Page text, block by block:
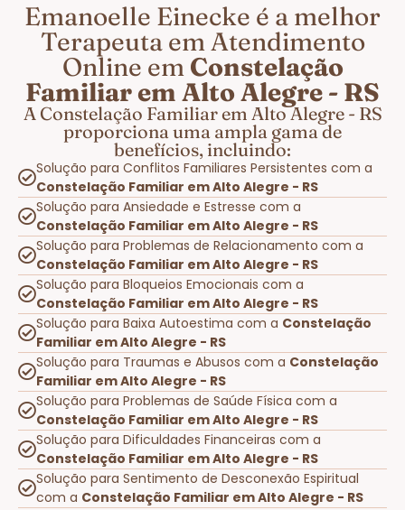
Emanoelle Einecke é a melhor
Terapeuta em Atendimento
Online em Constelação
Familiar em Alto Alegre - RS
A Constelação Familiar em Alto Alegre - RS
proporciona uma ampla gama de
benefícios, incluindo:
Solução para Conflitos Familiares Persistentes com a
Constelação Familiar em Alto Alegre - RS
Solução para Ansiedade e Estresse com a
Constelação Familiar em Alto Alegre - RS
Solução para Problemas de Relacionamento com a
Constelação Familiar em Alto Alegre - RS
Solução para Bloqueios Emocionais com a
Constelação Familiar em Alto Alegre - RS
Solução para Baixa Autoestima com a Constelação
Familiar em Alto Alegre - RS
Solução para Traumas e Abusos com a Constelação
Familiar em Alto Alegre - RS
Solução para Problemas de Saúde Física com a
Constelação Familiar em Alto Alegre - RS
Solução para Dificuldades Financeiras com a
Constelação Familiar em Alto Alegre - RS
Solução para Sentimento de Desconexão Espiritual
com a Constelação Familiar em Alto Alegre - RS